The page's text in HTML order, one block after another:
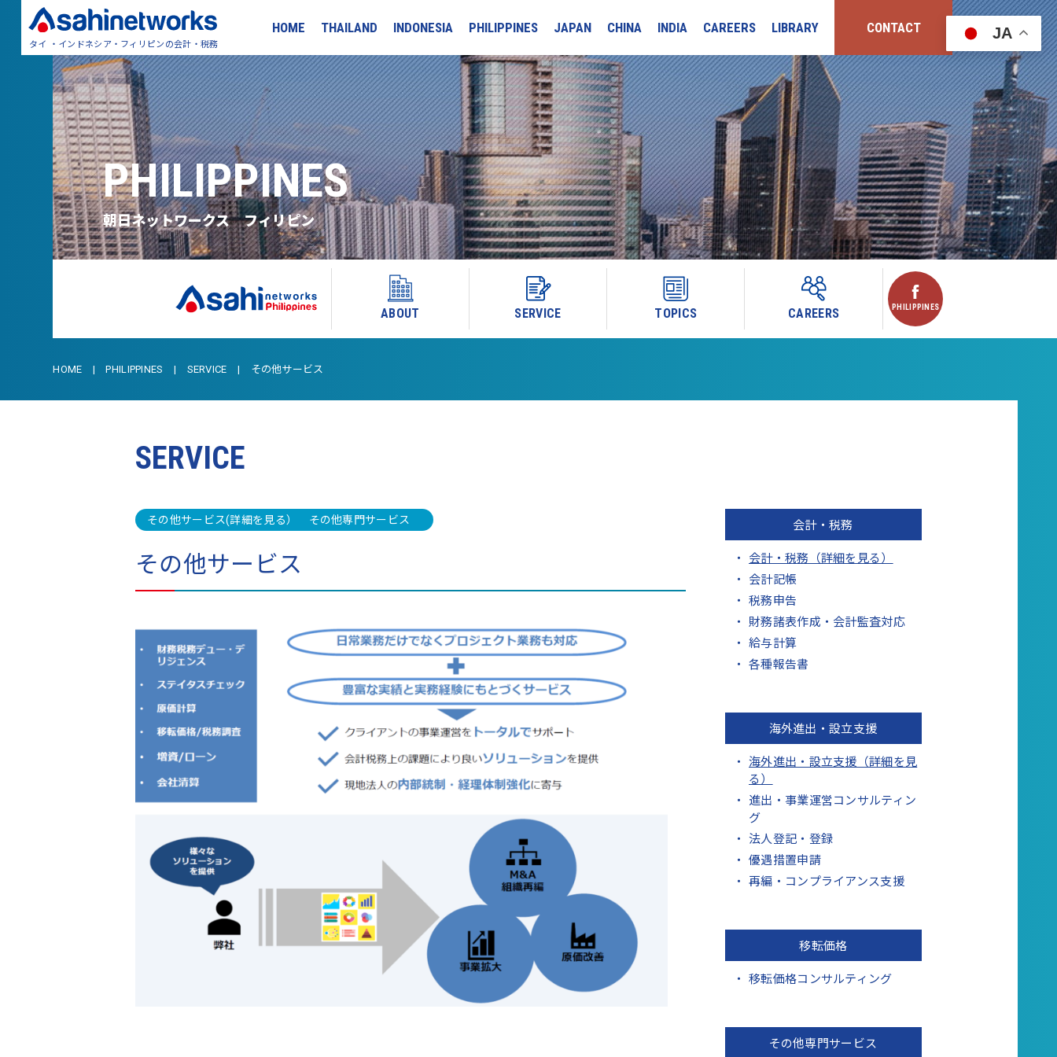
タイ ・インドネシア・フィリピンの会計・税務
HOME THAILAND INDONESIA PHILIPPINES JAPAN CHINA INDIA CAREERS LIBRARY CONTACT
PHILIPPINES
朝日ネットワークス フィリピン
ABOUT SERVICE TOPICS CAREERS PHILIPPINES
HOME PHILIPPINES SERVICE その他サービス
SERVICE
その他サービス(詳細を見る） その他専門サービス
その他サービス
会計・税務
会計・税務（詳細を見る）
会計記帳
税務申告
財務諸表作成・会計監査対応
給与計算
各種報告書
海外進出・設立支援
海外進出・設立支援（詳細を見
る）
進出・事業運営コンサルティン
グ
法人登記・登録
優遇措置申請
再編・コンプライアンス支援
移転価格
移転価格コンサルティング
その他専門サービス
JA